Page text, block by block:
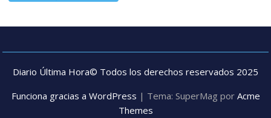
Diario Última Hora© Todos los derechos reservados 2025
Funciona gracias a WordPress | Tema: SuperMag por Acme
Themes